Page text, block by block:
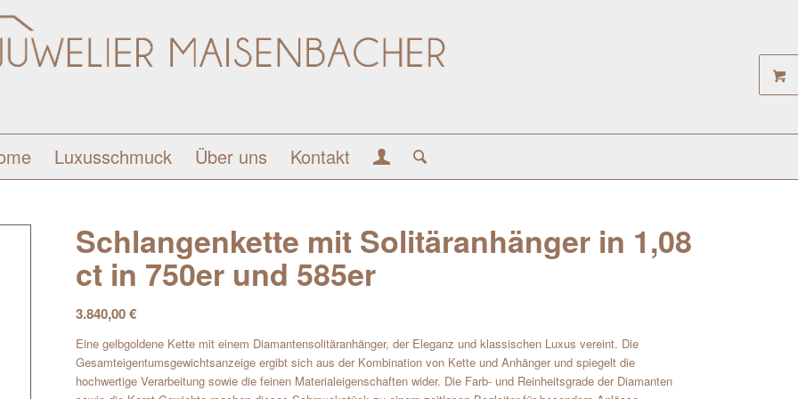
Luxusschmuck Über uns Kontakt
Schlangenkette mit Solitäranhänger in 1,08
ct in 750er und 585er
3.840,00€
Eine gelbgoldene Kette mit einem Diamantensolitäranhänger, der Eleganz und klassischen Luxus vereint. Die
Gesamteigentumsgewichtsanzeige ergibt sich aus der Kombination von Kette und Anhänger und spiegelt die
hochwertige Verarbeitung sowie die feinen Materialeigenschaften wider. Die Farb- und Reinheitsgrade der Diamanten